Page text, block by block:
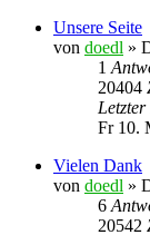
Unsere Seite
von doedl »
1
20404
Fr 10.
Vielen Dank
von doedl »
6
20542